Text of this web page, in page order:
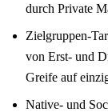
durch Private
Zielgruppen-
von Erst- und
Greife auf
Native- und